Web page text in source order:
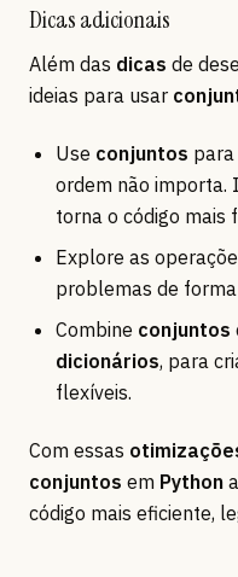
Dicas adicionais
Além das dicas de
ideias para usar
Use conjuntos
ordem não importa.
torna o código mais
Explore as
problemas de
Combine conjuntos
dicionários, para
flexíveis.
Com essas
conjuntos em Python
código mais eficiente,